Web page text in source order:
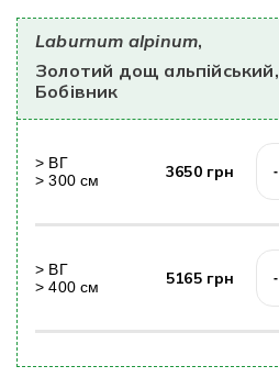
Laburnum alpinum,
Золотий дощ альпійський,
Бобівник
> ВГ
>300 cм 3650 грн -
> ВГ
>400 cм 5165 грн -